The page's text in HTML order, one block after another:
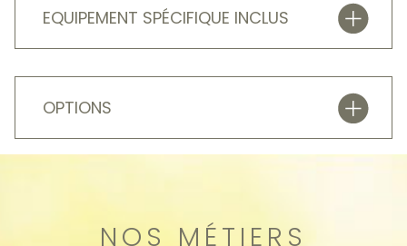
EQUIPEMENT SPÉCIFIQUE INCLUS
OPTIONS
NOS MÉTIERS